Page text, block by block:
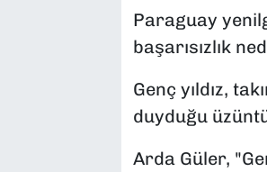
Paraguay
başarısızlık
Genç yıldız,
duyduğu
Arda Güler,